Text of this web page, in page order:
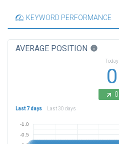
KEYWORD PERFORMANCE
AVERAGE POSITION info
Today
0
0
Last 7 days Last 30 days
-1.0
-0.5